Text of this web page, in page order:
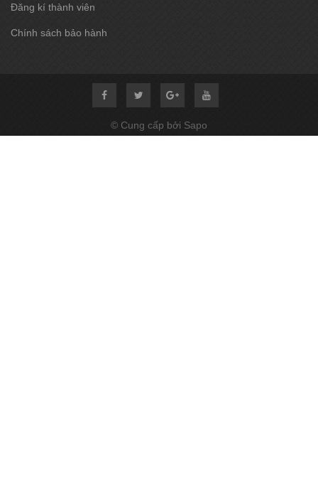
Đăng kí thành viên
Chính sách bảo hành
© Cung cấp bởi Sapo